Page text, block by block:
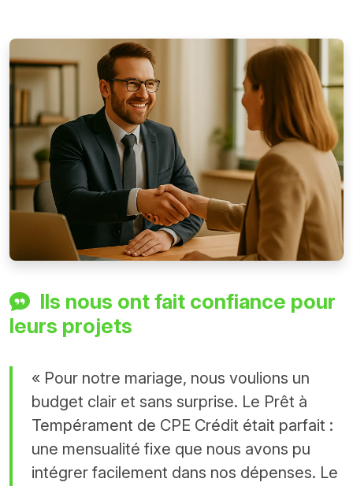
Ils nous ont fait confiance pour
leurs projets
« Pour notre mariage, nous voulions un
budget clair et sans surprise. Le Prêt à
Tempérament de CPE Crédit était parfait :
une mensualité fixe que nous avons pu
intégrer facilement dans nos dépenses. Le